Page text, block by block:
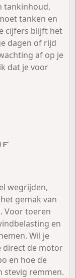
tankinhoud,
tanken en
cijfers blijft het
dagen of rijd
af op je
dat je voor
wegrijden,
gemak van
Voor toeren
en
Wil je
direct de motor
en hoe de
stevig remmen.